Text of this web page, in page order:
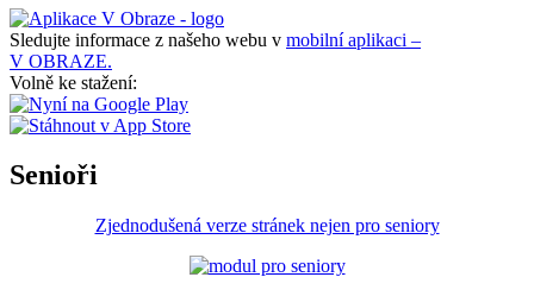
Sledujte informace z našeho webu v mobilní aplikaci –
V OBRAZE.
Volně ke stažení:
Senioři
Zjednodušená verze stránek nejen pro seniory